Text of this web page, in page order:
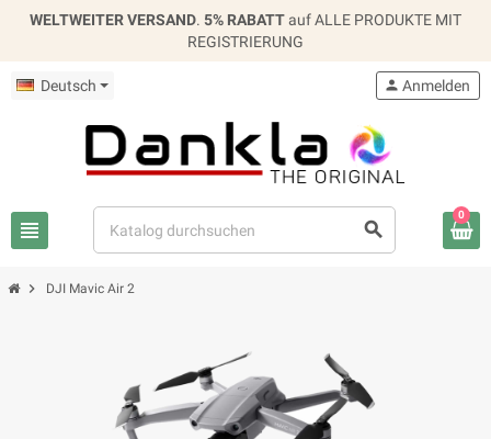
WELTWEITER VERSAND. 5% RABATTauf ALLE PRODUKTE MIT
REGISTRIERUNG
Deutsch
view_headline search
person Anmelden
0
chevron_right DJI Mavic Air 2